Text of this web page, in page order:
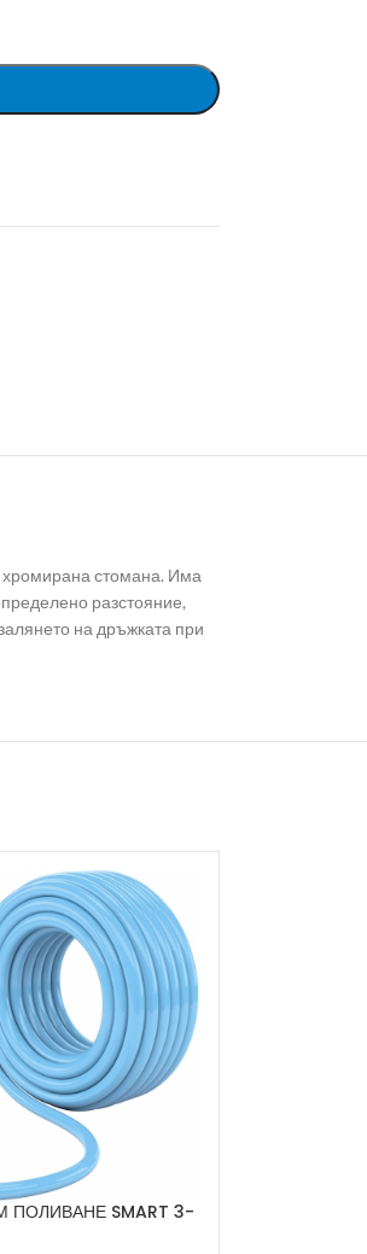
хромирана стомана. Има
разстояние,
на дръжката при
ПОЛИВАНЕ SMART 3-